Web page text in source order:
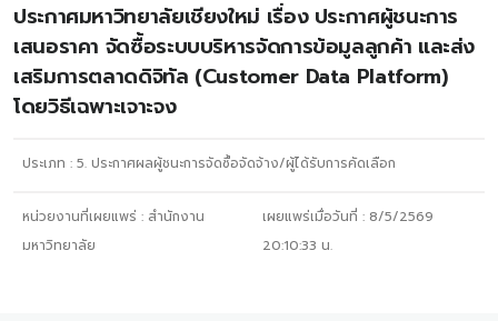
ประกาศมหาวิทยาลัยเชียงใหม่ เรื่อง ประกาศผู้ชนะการ
เสนอราคา จัดซื้อระบบบริหารจัดการข้อมูลลูกค้า และส่ง
เสริมการตลาดดิจิทัล (Customer Data Platform)
โดยวิธีเฉพาะเจาะจง
ประเภท : 5. ประกาศผลผู้ชนะการจัดซื้อจัดจ้าง/ผู้ได้รับการคัดเลือก
หน่วยงานที่เผยแพร่ : สำนักงาน
มหาวิทยาลัย
เผยแพร่เมื่อวันที่ : 8/5/2569
20:10:33 น.